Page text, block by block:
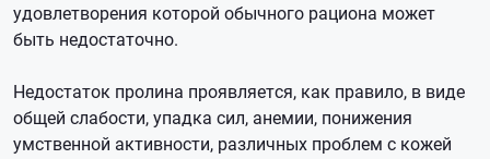
удовлетворения которой обычного рациона может
быть недостаточно.
Недостаток пролина проявляется, как правило, в виде
общей слабости, упадка сил, анемии, понижения
умственной активности, различных проблем с кожей